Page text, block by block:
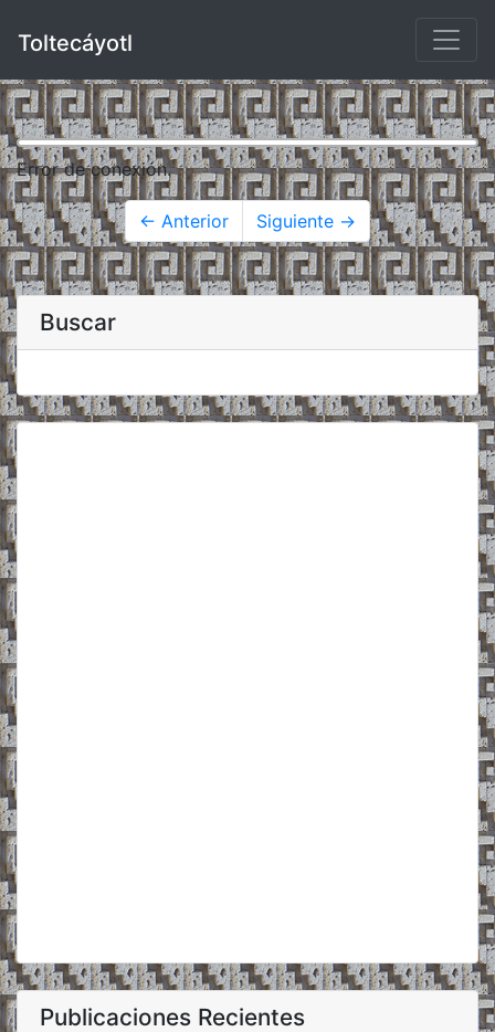
Toltecáyotl
Error de conexión.
← Anterior Siguiente →
Buscar
Publicaciones Recientes